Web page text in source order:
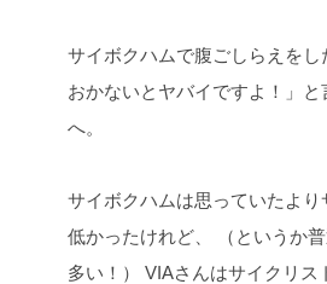
サイボクハムで腹ごしらえをし
おかないとヤバイですよ！」と
へ。
サイボクハムは思っていたよ
低かったけれど、
（というか
多い！）
VIAさんはサイクリス